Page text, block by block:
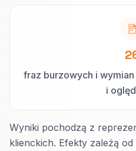
fraz burzowych i
i
Wyniki pochodzą z
klienckich. Efekty zależą